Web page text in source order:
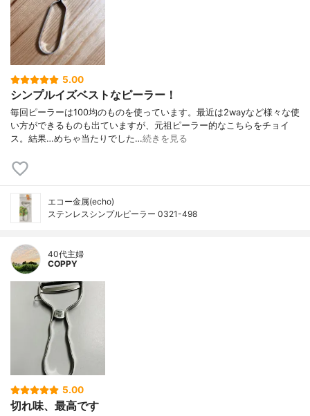
5.00
シンプルイズベストなピーラー！
毎回ピーラーは100均のものを使っています。最近は2wayなど様々な使
い方ができるものも出ていますが、元祖ピーラー的なこちらをチョイ
ス。結果…めちゃ当たりでした…続きを見る
エコー金属(echo)
ステンレスシンプルピーラー 0321-498
40代主婦
COPPY
5.00
切れ味、最高です